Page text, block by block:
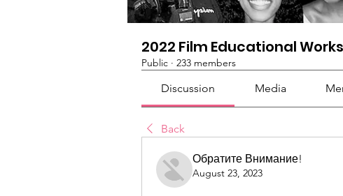
2022 Film Educational
Public · 233 members
Discussion Media
Back
Обратите Внимание!
August 23, 2023